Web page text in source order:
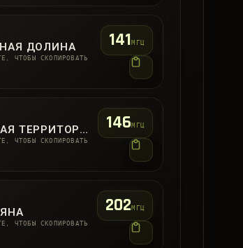
ДОЛИНА
ЧТОБЫ СКОПИРОВАТЬ
141МГЦ
ТЕРРИТОРИЯ
ЧТОБЫ СКОПИРОВАТЬ
146МГЦ
ЧТОБЫ СКОПИРОВАТЬ
202МГЦ